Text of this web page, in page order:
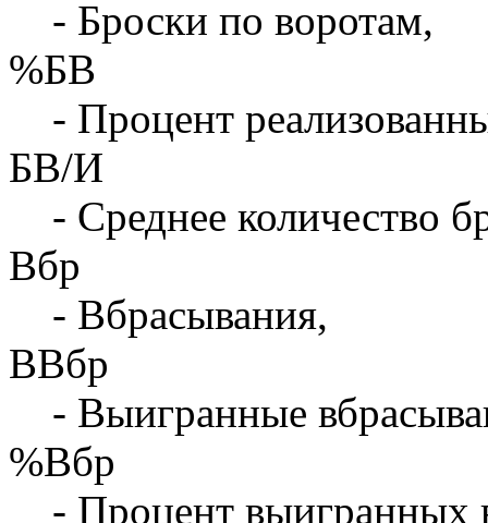
- Броски по воротам,
%БВ
- Процент
БВ/И
- Среднее количество
Вбр
- Вбрасывания,
ВВбр
- Выигранные
%Вбр
- Процент выигранных